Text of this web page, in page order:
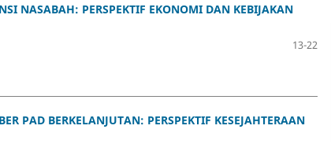
NASABAH: PERSPEKTIF EKONOMI DAN KEBIJAKAN
13-22
PAD BERKELANJUTAN: PERSPEKTIF KESEJAHTERAAN